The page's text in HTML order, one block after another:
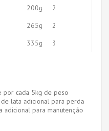
200g
2
265g
2
335g 3
por cada 5kg de peso
lata adicional para perda
para manutenção